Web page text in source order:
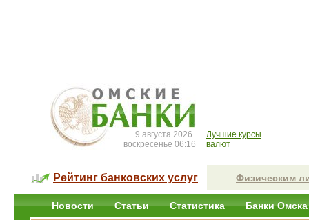
9 августа 2026
воскресенье 06:16
Лучшие курсы
валют
Рейтинг банковских услуг Физическим
Новости Статьи Статистика Банки Омска